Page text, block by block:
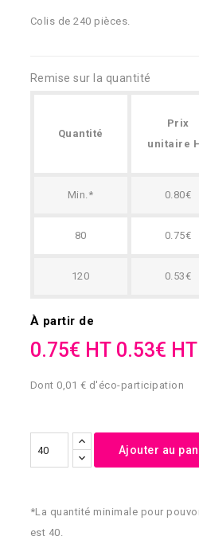
Colis de 240 pièces.
Remise sur la quantité
Quantité
Prix
unitaire
Min.* 0.80€
80 0.75€
120 0.53€
À partir de
0.75€ HT 0.53€ HT
Dont 0,01 € d'éco-participation
Ajouter au
*La quantité minimale pour
est 40.